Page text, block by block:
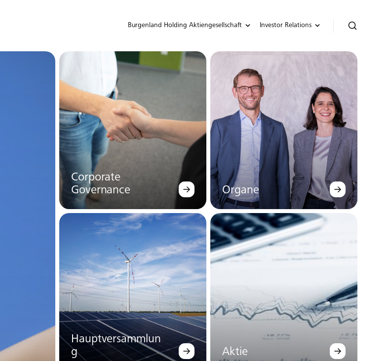
Burgenland Holding Aktiengesellschaft Investor Relations
Corporate
Governance
Organe
Hauptversammlun
g
Aktie